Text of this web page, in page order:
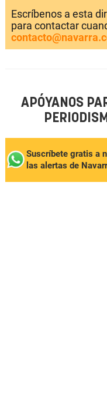
Escríbenos a esta
para contactar
APÓYANOS
Suscríbete gratis a
las alertas de